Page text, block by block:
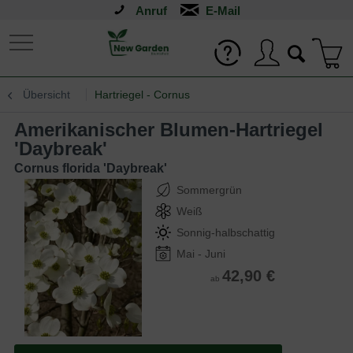
Anruf
Übersicht Hartriegel - Cornus
Amerikanischer Blumen-Hartriegel
'Daybreak'
Cornus florida 'Daybreak'
Sommergrün
Weiß
Sonnig-halbschattig
Mai - Juni
ab 42,90 €